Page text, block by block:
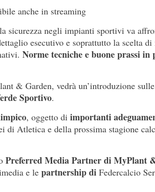
anche in streaming
sicurezza negli impianti sportivi va
esecutivo e soprattutto la scelta
Norme tecniche e buone prassi in
& Garden, vedrà un’introduzione
Sportivo.
, oggetto di importanti
di Atletica e della prossima stagione
Preferred Media Partner di MyPlant
e le partnership di Federcalcio